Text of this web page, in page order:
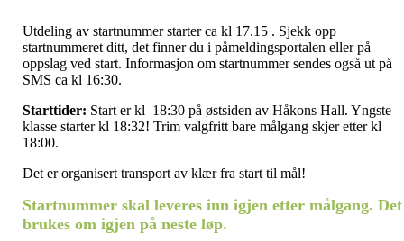
Utdeling av startnummer starter ca kl 17.15 . Sjekk opp
startnummeret ditt, det finner du i påmeldingsportalen eller på
oppslag ved start. Informasjon om startnummer sendes også ut på
SMS ca kl 16:30.
Starttider: Start er kl 18:30 på østsiden av Håkons Hall. Yngste
klasse starter kl 18:32! Trim valgfritt bare målgang skjer etter kl
18:00.
Det er organisert transport av klær fra start til mål!
Startnummer skal leveres inn igjen etter målgang. Det
brukes om igjen på neste løp.